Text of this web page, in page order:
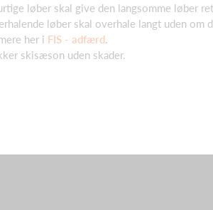
løber skal give den langsomme løber
løber skal overhale langt uden om
her i FIS - adfærd.
skisæson uden skader.